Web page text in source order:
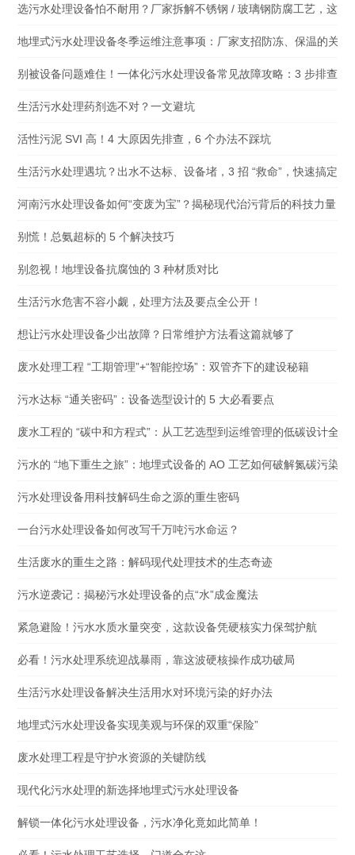
选污水处理设备怕不耐用？厂家拆解不锈钢 / 玻璃钢防腐工艺，这 3
地埋式污水处理设备冬季运维注意事项：厂家支招防冻、保温的关键
别被设备问题难住！一体化污水处理设备常见故障攻略：3 步排查 +
生活污水处理药剂选不对？一文避坑
活性污泥 SVI 高！4 大原因先排查，6 个办法不踩坑
生活污水处理遇坑？出水不达标、设备堵，3 招 “救命”，快速搞定
河南污水处理设备如何“变废为宝”？揭秘现代治污背后的科技力量
别慌！总氨超标的 5 个解决技巧
别忽视！地埋设备抗腐蚀的 3 种材质对比
生活污水危害不容小觑，处理方法及要点全公开！
想让污水处理设备少出故障？日常维护方法看这篇就够了
废水处理工程 “工期管理”+“智能控场”：双管齐下的建设秘籍
污水达标 “通关密码”：设备选型设计的 5 大必看要点
废水工程的 “碳中和方程式”：从工艺选型到运维管理的低碳设计全解
污水的 “地下重生之旅”：地埋式设备的 AO 工艺如何破解氮碳污染困
污水处理设备用科技解码生命之源的重生密码
一台污水处理设备如何改写千万吨污水命运？
生活废水的重生之路：解码现代处理技术的生态奇迹
污水逆袭记：揭秘污水处理设备的点“水”成金魔法
紧急避险！污水水质水量突变，这款设备凭硬核实力保驾护航
必看！污水处理系统迎战暴雨，靠这波硬核操作成功破局
生活污水处理设备解决生活用水对环境污染的好办法
地埋式污水处理设备实现美观与环保的双重“保险”
废水处理工程是守护水资源的关键防线
现代化污水处理的新选择地埋式污水处理设备
解锁一体化污水处理设备，污水净化竟如此简单！